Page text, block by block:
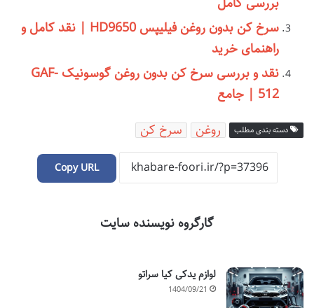
سرخ کن بدون روغن فیلیپس HD9650 | نقد کامل و
راهنمای خرید
نقد و بررسی سرخ کن بدون روغن گوسونیک GAF-
512 | جامع
دسته بندی مطلب روغن سرخ کن
Copy URL
گارگروه نویسنده سایت
لوازم یدکی کیا سراتو
1404/09/21